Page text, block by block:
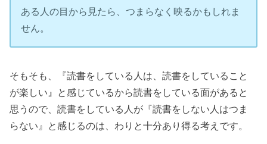
ある人の目から見たら、つまらなく映るかもしれま
せん。
そもそも、『読書をしている人は、読書をしていること
が楽しい』と感じているから読書をしている面があると
思うので、読書をしている人が『読書をしない人はつま
らない』と感じるのは、わりと十分あり得る考えです。